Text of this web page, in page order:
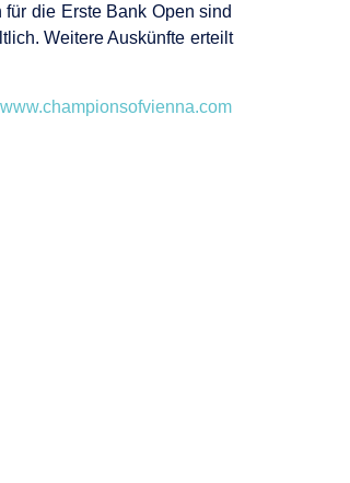
die Erste Bank Open sind
Weitere Auskünfte erteilt
www.championsofvienna.com